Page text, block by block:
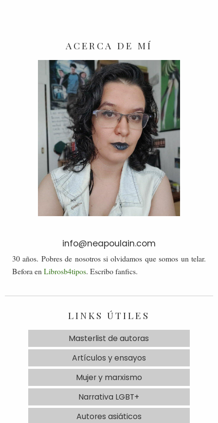
ACERCA DE MÍ
info@neapoulain.com
30 años. Pobres de nosotros si olvidamos que somos un telar.
Befora en Librosb4tipos. Escribo fanfics.
LINKS ÚTILES
Masterlist de autoras
Artículos y ensayos
Mujer y marxismo
Narrativa LGBT+
Autores asiáticos